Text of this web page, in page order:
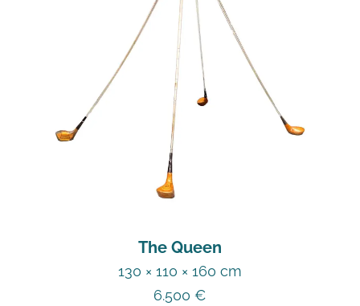
The Queen
130 × 110 × 160 cm
6.500€